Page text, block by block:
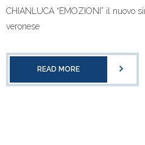
CHIANLUCA “EMOZIONI” il nuovo
veronese
READ MORE